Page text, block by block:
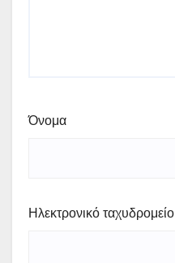
Όνομα
Ηλεκτρονικό ταχυδρομείο